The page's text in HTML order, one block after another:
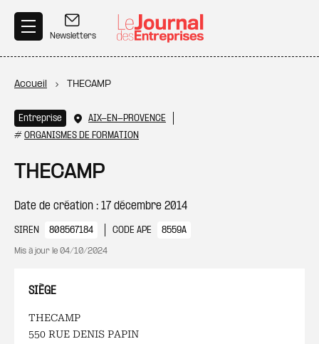
Newsletters
Fil d'Ariane
Accueil THECAMP
Entreprise
AIX-EN-PROVENCE
# ORGANISMES DE FORMATION
THECAMP
Date de création : 17 décembre 2014
SIREN 808567184 CODE APE 8559A
Mis à jour le 04/10/2024
SIÈGE
THECAMP
550 RUE DENIS PAPIN